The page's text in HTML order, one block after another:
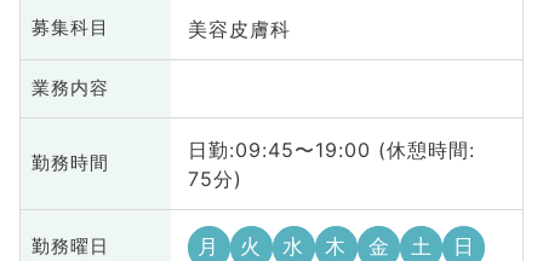
募集科目 美容皮膚科
業務内容
勤務時間
日勤:09:45〜19:00 (休憩時間:
75分)
勤務曜日 月 火 水 木 金 土 日